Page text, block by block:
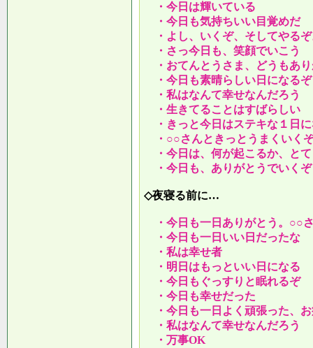
・今日は輝いている
・今日も気持ちいい目覚めだ
・よし、いくぞ、そしてやる
・さっ今日も、笑顔でいこう
・おてんとうさま、どうもあ
・今日も素晴らしい日になるぞ
・私はなんて幸せなんだろう
・生きてることはすばらしい
・きっと今日はステキな１日
・○○さんときっとうまくいく
・今日は、何が起こるか、と
・今日も、ありがとうでいくぞ
◇夜寝る前に…
・今日も一日ありがとう。○○
・今日も一日いい日だったな
・私は幸せ者
・明日はもっといい日になる
・今日もぐっすりと眠れるぞ
・今日も幸せだった
・今日も一日よく頑張った、
・私はなんて幸せなんだろう
・万事OK